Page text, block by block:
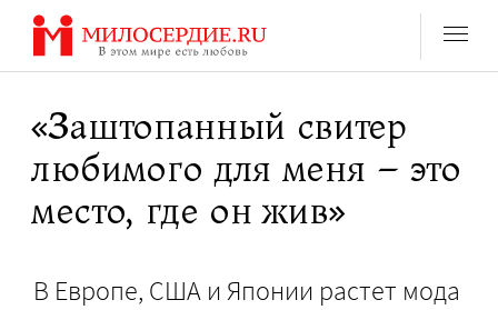
Перейти
содержанию
«Заштопанный свитер
любимого для меня – это
место, где он жив»
В Европе, США и Японии растет мода